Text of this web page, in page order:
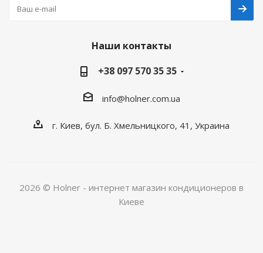
Наши контакты
+38 097 570 35 35
info@holner.com.ua
г. Киев, бул. Б. Хмельницкого, 41, Украина
2026 © Holner - интернет магазин кондиционеров в
Киеве